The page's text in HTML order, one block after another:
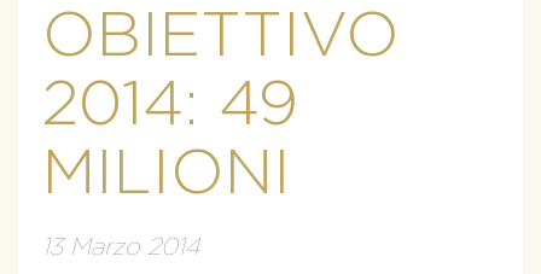
OBIETTIVO
2014: 49
MILIONI
13 Marzo 2014